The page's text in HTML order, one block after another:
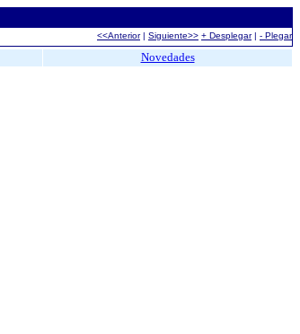
<<Anterior| Siguiente>> + Desplegar| - Plegar
Novedades